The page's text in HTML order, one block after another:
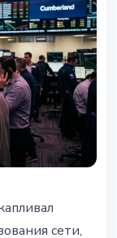
$203
сети,